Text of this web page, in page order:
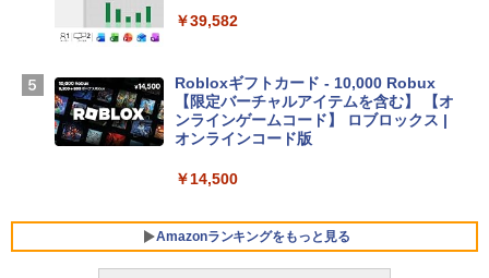
TB SSDストレージ、12MPセンターフレ
￥261,414
コン Vivobook 15 M1502NAQ 15.6イン
版) 搭載 Windows 11 重量1.7kg Wi-Fi 6
E クワイエットブルー M1502NAQ-R716
5BUWS
￥39,582
Robloxギフトカード - 10,000 Robux
【限定バーチャルアイテムを含む】 【オ
ンラインゲームコード】 ロブロックス |
オンラインコード版
￥14,500
Amazonランキングをもっと見る